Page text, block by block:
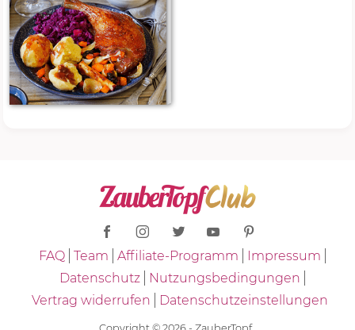
FAQ Team Affiliate-Programm
Impressum
Datenschutz
Nutzungsbedingungen
Vertrag widerrufen
Datenschutzeinstellungen